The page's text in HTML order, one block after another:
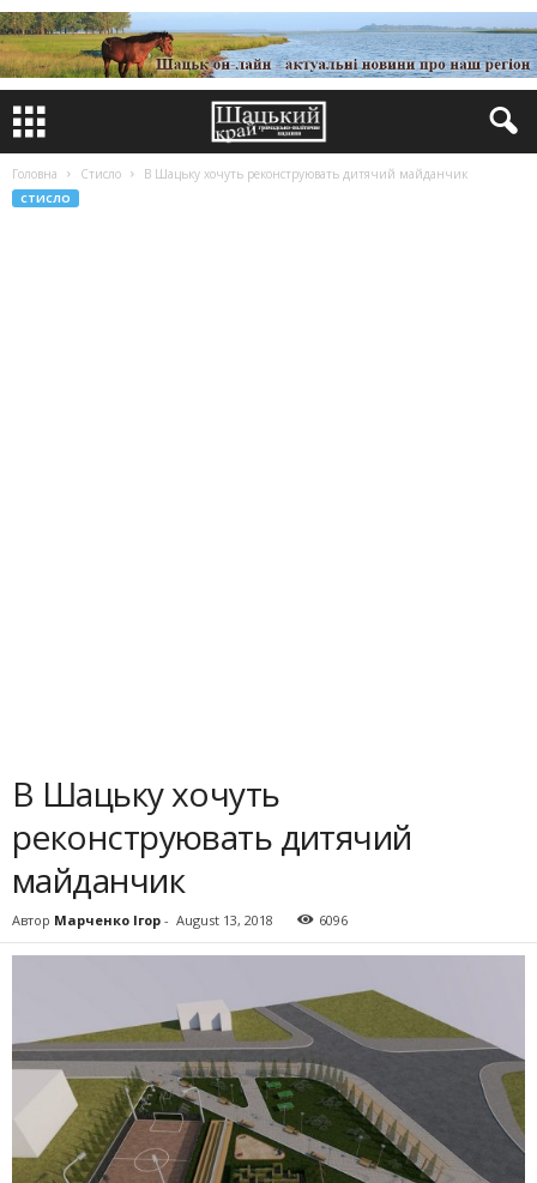
Головна Стисло В Шацьку хочуть реконструювать дитячий майданчик
СТИСЛО
В Шацьку хочуть
реконструювать дитячий
майданчик
Автор Марченко Ігор - August 13, 2018 6096